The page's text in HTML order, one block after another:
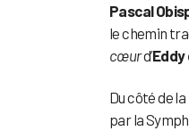
Pascal
le chemin
cœurd’
Du côté de la
par la